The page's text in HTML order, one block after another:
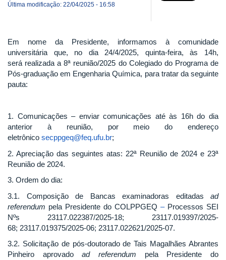
Última modificação: 22/04/2025 - 16:58
Em nome da Presidente, informamos à comunidade
universitária que, no dia 24/4/2025, quinta-feira, às 14h,
será realizada a 8ª reunião/2025 do Colegiado do Programa de
Pós-graduação em Engenharia Química, para tratar da seguinte
pauta:
1. Comunicações – enviar comunicações até às 16h do dia
anterior à reunião, por meio do endereço
eletrônico secppgeq@feq.ufu.br;
2. Apreciação das seguintes atas: 22ª Reunião de 2024 e 23ª
Reunião de 2024.
3. Ordem do dia:
3.1. Composição de Bancas examinadoras editadas ad
referendum pela Presidente do COLPPGEQ –Processos SEI
Nºs 23117.022387/2025-18; 23117.019397/2025-
68; 23117.019375/2025-06; 23117.022621/2025-07.
3.2. Solicitação de pós-doutorado de Tais Magalhães Abrantes
Pinheiro aprovadoad referendum pela Presidente do